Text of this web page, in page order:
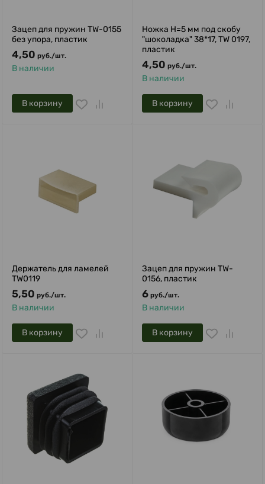
Зацеп для пружин TW-0155
без упора, пластик
4,50 руб./шт.
В наличии
В корзину
Ножка H=5 мм под скобу
"шоколадка" 38*17, TW 0197,
пластик
4,50 руб./шт.
В наличии
В корзину
Держатель для ламелей
TW0119
5,50 руб./шт.
В наличии
В корзину
Зацеп для пружин TW-
0156, пластик
6 руб./шт.
В наличии
В корзину